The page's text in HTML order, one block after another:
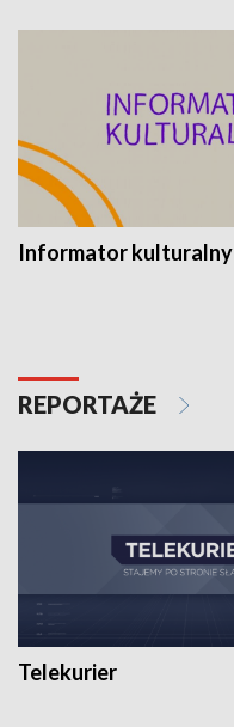
Informator kulturalny
REPORTAŻE
Telekurier